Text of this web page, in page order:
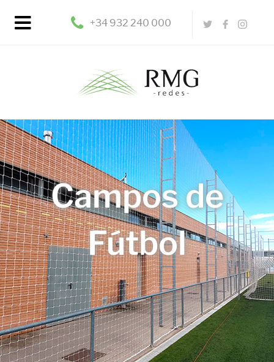
+34 932 240 000
Protección
Hogar